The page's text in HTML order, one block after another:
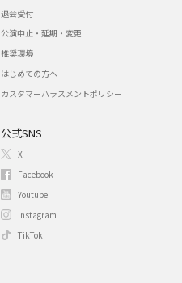
退会受付
公演中止・延期・変更
推奨環境
はじめての方へ
カスタマーハラスメントポリシー
公式SNS
X
Facebook
Youtube
Instagram
TikTok